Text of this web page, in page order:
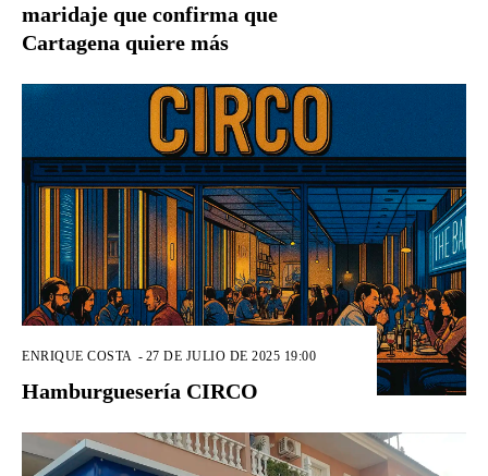
maridaje que confirma que
Cartagena quiere más
ENRIQUE COSTA - 27 DE JULIO DE 2025 19:00
Hamburguesería CIRCO